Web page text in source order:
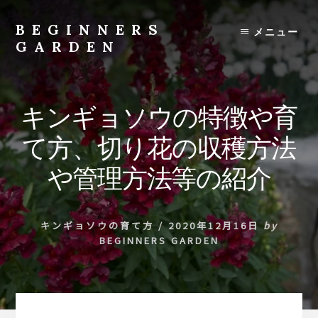
content
BEGINNERS
GARDEN
の
種
類
や
育
て
方
の
紹
介
行
メニュー
キンギョソウの特徴や育
て方、切り花の収穫方法
や管理方法等の紹介
キンギョソウの育て方/ 2020年12月16日 by
BEGINNERS GARDEN